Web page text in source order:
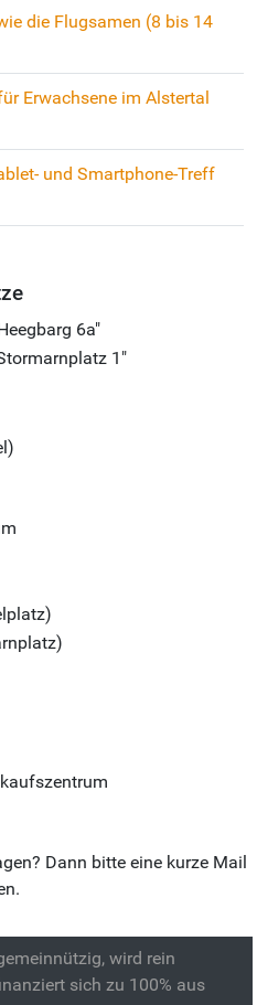
die Flugsamen (8 bis 14
Erwachsene im Alstertal
und Smartphone-Treff
6a"
1"
Dann bitte eine kurze Mail
wird rein
sich zu 100% aus